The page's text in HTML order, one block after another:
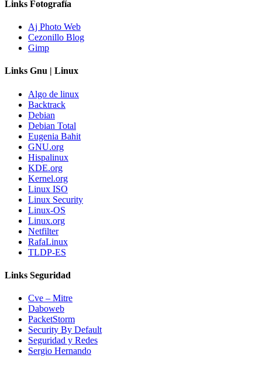
Links Fotografía
Aj Photo Web
Cezonillo Blog
Gimp
Links Gnu | Linux
Algo de linux
Backtrack
Debian
Debian Total
Eugenia Bahit
GNU.org
Hispalinux
KDE.org
Kernel.org
Linux ISO
Linux Security
Linux-OS
Linux.org
Netfilter
RafaLinux
TLDP-ES
Links Seguridad
Cve – Mitre
Daboweb
PacketStorm
Security By Default
Seguridad y Redes
Sergio Hernando